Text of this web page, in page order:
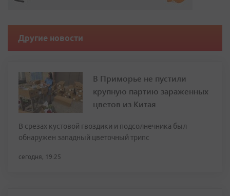
Другие новости
В Приморье не пустили
крупную партию зараженных
цветов из Китая
В срезах кустовой гвоздики и подсолнечника был
обнаружен западный цветочный трипс
сегодня, 19:25